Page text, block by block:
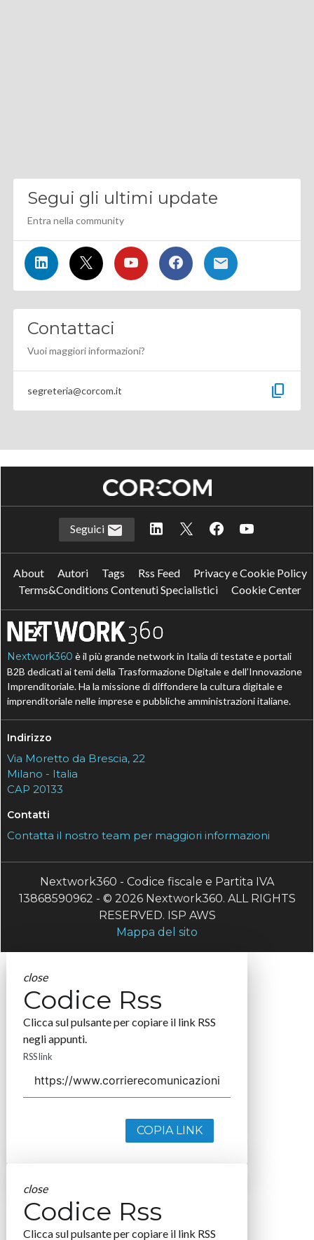
Segui gli ultimi update
Entra nella community
Contattaci
Vuoi maggiori informazioni?
segreteria@corcom.it content_copy
Seguici
About Autori Tags Rss Feed
Privacy e Cookie Policy
Terms&Conditions Contenuti Specialistici
Cookie Center
Nextwork360 è il più grande network in Italia di testate e portali
B2B dedicati ai temi della Trasformazione Digitale e dell’Innovazione
Imprenditoriale. Ha la missione di diffondere la cultura digitale e
imprenditoriale nelle imprese e pubbliche amministrazioni italiane.
Indirizzo
Via Moretto da Brescia, 22
Milano - Italia
CAP 20133
Contatti
Contatta il nostro team per maggiori informazioni
Nextwork360 - Codice fiscale e Partita IVA
13868590962 - © 2026 Nextwork360. ALL RIGHTS
RESERVED. ISP AWS
Mappa del sito
close
Codice Rss
Clicca sul pulsante per copiare il link RSS
negli appunti.
RSS link
COPIA LINK
close
Codice Rss
Clicca sul pulsante per copiare il link RSS